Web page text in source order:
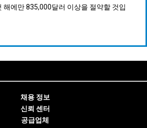
해에만 835,000달러 이상을 절약할 것입
채용 정보
신뢰 센터
공급업체